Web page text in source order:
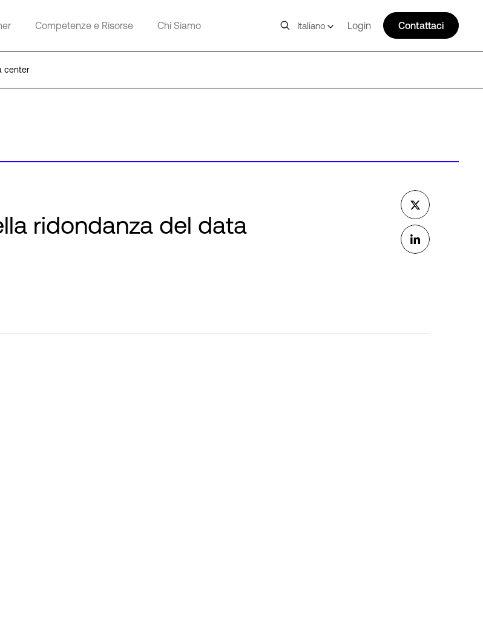
Competenze e Risorse Chi Siamo Italiano Login Contattaci
center
ridondanza del data